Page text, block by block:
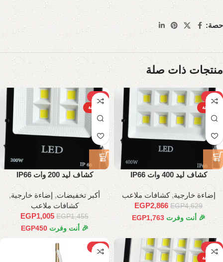
حصة:
منتجات ذات صلة
-38%
الساخنة
كشاف ليد 400 وات IP66
إضاءة خارجية,كشافات ملاعب
EGP4,629
EGP2,866
🎉 أنت وفرت EGP1,763
-31%
الساخنة
كشاف ليد 200 وات IP66
أكبر تخفيضات, إضاءة خارجية,
كشافات ملاعب
EGP1,455
EGP1,005
🎉 أنت وفرت EGP450
-31%
الساخنة
-26%